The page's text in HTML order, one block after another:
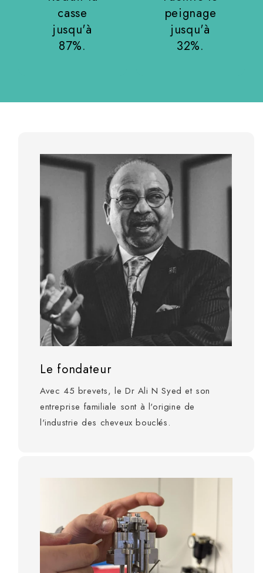
casse
jusqu'à
87%.
peignage
jusqu'à
32%.
Le fondateur
Avec 45 brevets, le Dr Ali N Syed et son
entreprise familiale sont à l'origine de
l'industrie des cheveux bouclés.